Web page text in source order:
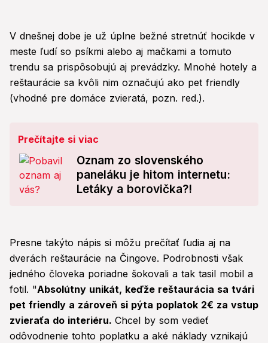
V dnešnej dobe je už úplne bežné stretnúť hocikde v
meste ľudí so psíkmi alebo aj mačkami a tomuto
trendu sa prispôsobujú aj prevádzky. Mnohé hotely a
reštaurácie sa kvôli nim označujú ako pet friendly
(vhodné pre domáce zvieratá, pozn. red.).
Prečítajte si viac
Oznam zo slovenského
paneláku je hitom internetu:
Letáky a borovička?!
Presne takýto nápis si môžu prečítať ľudia aj na
dverách reštaurácie na Čingove. Podrobnosti však
jedného človeka poriadne šokovali a tak tasil mobil a
fotil. "Absolútny unikát, keďže reštaurácia sa tvári
pet friendly a zároveň si pýta poplatok 2€ za vstup
zvieraťa do interiéru. Chcel by som vedieť
odôvodnenie tohto poplatku a aké náklady vznikajú